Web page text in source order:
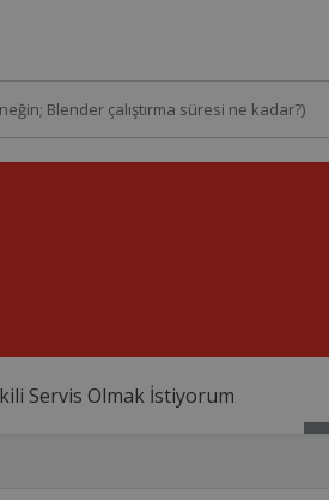
Servis Olmak İstiyorum